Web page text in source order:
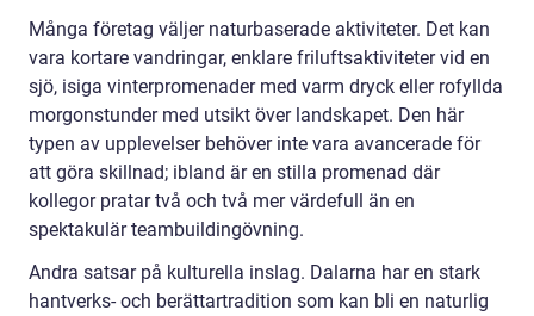
Många företag väljer naturbaserade aktiviteter. Det kan
vara kortare vandringar, enklare friluftsaktiviteter vid en
sjö, isiga vinterpromenader med varm dryck eller rofyllda
morgonstunder med utsikt över landskapet. Den här
typen av upplevelser behöver inte vara avancerade för
att göra skillnad; ibland är en stilla promenad där
kollegor pratar två och två mer värdefull än en
spektakulär teambuildingövning.
Andra satsar på kulturella inslag. Dalarna har en stark
hantverks- och berättartradition som kan bli en naturlig